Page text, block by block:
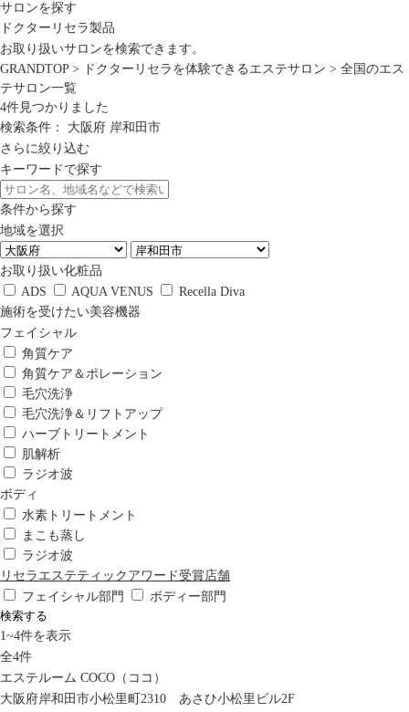
サロンを探す
ドクターリセラ製品
お取り扱いサロンを検索できます。
GRANDTOP> ドクターリセラを体験できるエステサロン > 全国のエス
テサロン一覧
4件見つかりました
検索条件：
大阪府 岸和田市
さらに絞り込む
キーワードで探す
条件から探す
地域を選択
お取り扱い化粧品
ADS
AQUA VENUS
Recella Diva
施術を受けたい美容機器
フェイシャル
角質ケア
角質ケア＆ポレーション
毛穴洗浄
毛穴洗浄＆リフトアップ
ハーブトリートメント
肌解析
ラジオ波
ボディ
水素トリートメント
まこも蒸し
ラジオ波
リセラエステティックアワード受賞店舗
フェイシャル部門
ボディー部門
検索する
1~4件を表示
全4件
エステルーム COCO（ココ）
大阪府岸和田市小松里町2310 あさひ小松里ビル2F